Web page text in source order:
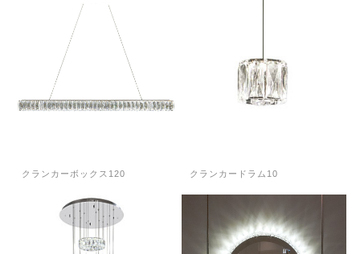
クランカーボックス120 クランカードラム10